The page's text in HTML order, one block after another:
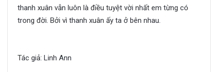
thanh xuân vẫn luôn là điều tuyệt vời nhất em từng có
trong đời. Bởi vì thanh xuân ấy ta ở bên nhau.
Tác giả: Linh Ann